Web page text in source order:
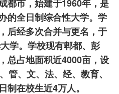
都市，始建于1960年，是
的全日制综合性大学。学
后经多次合并与更名，于
学。学校现有郫都、彭
总占地面积近4000亩，设
管、文、法、经、教育、
制在校生近4万人。